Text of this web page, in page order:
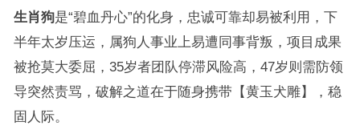
生肖狗是“碧血丹心”的化身，忠诚可靠却易被利用，下
半年太岁压运，属狗人事业上易遭同事背叛，项目成果
被抢莫大委屈，35岁者团队停滞风险高，47岁则需防领
导突然责骂，破解之道在于随身携带【黄玉犬雕】，稳
固人际。